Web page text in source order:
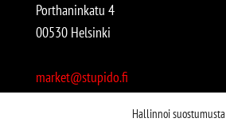
Hallinnoi suostumusta
Porthaninkatu 4
00530 Helsinki
market@stupido.fi